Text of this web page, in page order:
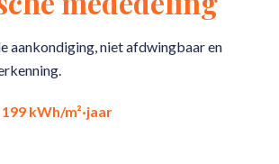
aankondiging, niet afdwingbaar en
199 kWh/m²·jaar